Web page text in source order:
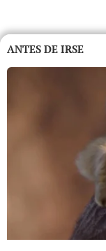
ANTES DE IRSE